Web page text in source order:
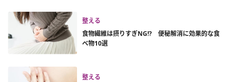
整える
食物繊維は摂りすぎNG!? 便秘解消に効果的な食
べ物10選
整える